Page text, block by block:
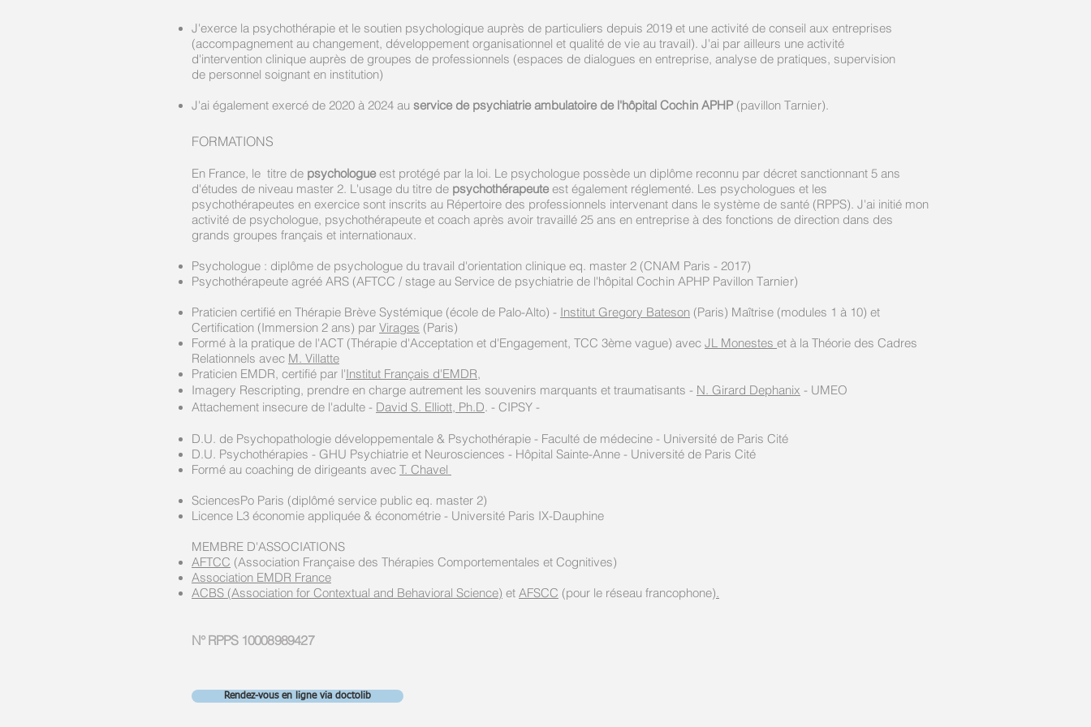
J'exerce la psychothérapie et le soutien psychologique auprès de particuliers depuis 2019 et une activité de conseil aux entreprises
(accompagnement au changement, développement organisationnel et qualité de vie au travail). J'ai par ailleurs une activité
d'intervention clinique auprès de groupes de professionnels (espaces de dialogues en entreprise, analyse de pratiques, supervision
de personnel soignant en institution)
J'ai également exercé de 2020 à 2024 au service de psychiatrie ambulatoire de l'hôpital Cochin APHP(pavillon Tarnier).
FORMATIONS
En France, le titre de psychologueest protégé par la loi. Le psychologue possède un diplôme reconnu par décret sanctionnant 5 ans
d'études de niveau master 2. L'usage du titre de psychothérapeuteest également réglementé. Les psychologues et les
psychothérapeutes en exercice sont inscrits au Répertoire des professionnels intervenant dans le système de santé (RPPS). J'ai initié mon
activité de psychologue, psychothérapeute et coach après avoir travaillé 25 ans en entreprise à des fonctions de direction dans des
grands groupes français et internationaux.
Psychologue : diplôme de psychologue du travail d'orientation clinique eq. master 2 (CNAM Paris - 2017)
Psychothérapeute agréé ARS (AFTCC / stage au Service de psychiatrie de l'hôpital Cochin APHP Pavillon Tarnier)
Praticien certifié en Thérapie Brève Systémique (école de Palo-Alto) - Institut Gregory Bateson (Paris) Maîtrise (modules 1 à 10) et
Certification (Immersion 2 ans) par Virages (Paris)
Formé à la pratique de l'ACT (Thérapie d'Acceptation et d'Engagement, TCC 3ème vague) avec JL Monestes et à la Théorie des Cadres
Relationnels avec M. Villatte
Praticien EMDR, certifié par l'Institut Français d'EMDR,
Imagery Rescripting, prendre en charge autrement les souvenirs marquants et traumatisants - N. Girard Dephanix - UMEO
Attachement insecure de l'adulte - David S. Elliott, Ph.D. - CIPSY -
D.U. de Psychopathologie développementale & Psychothérapie - Faculté de médecine - Université de Paris Cité
D.U. Psychothérapies - GHU Psychiatrie et Neurosciences - Hôpital Sainte-Anne - Université de Paris Cité
Formé au coaching de dirigeants avec T. Chavel
SciencesPo Paris (diplômé service public eq. master 2)
Licence L3 économie appliquée & économétrie - Université Paris IX-Dauphine
MEMBRE D'ASSOCIATIONS
AFTCC (Association Française des Thérapies Comportementales et Cognitives)
Association EMDR France
ACBS (Association for Contextual and Behavioral Science) et AFSCC (pour le réseau francophone).
N° RPPS 10008989427
Rendez-vous en ligne via doctolib